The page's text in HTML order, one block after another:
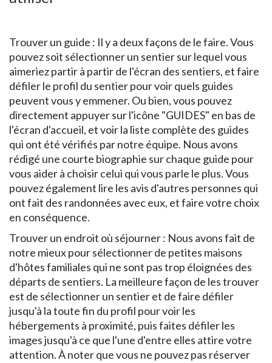
Trouver un guide : Il y a deux façons de le faire. Vous
pouvez soit sélectionner un sentier sur lequel vous
aimeriez partir à partir de l'écran des sentiers, et faire
défiler le profil du sentier pour voir quels guides
peuvent vous y emmener. Ou bien, vous pouvez
directement appuyer sur l'icône "GUIDES" en bas de
l'écran d'accueil, et voir la liste complète des guides
qui ont été vérifiés par notre équipe. Nous avons
rédigé une courte biographie sur chaque guide pour
vous aider à choisir celui qui vous parle le plus. Vous
pouvez également lire les avis d'autres personnes qui
ont fait des randonnées avec eux, et faire votre choix
en conséquence.
Trouver un endroit où séjourner : Nous avons fait de
notre mieux pour sélectionner de petites maisons
d'hôtes familiales qui ne sont pas trop éloignées des
départs de sentiers. La meilleure façon de les trouver
est de sélectionner un sentier et de faire défiler
jusqu'à la toute fin du profil pour voir les
hébergements à proximité, puis faites défiler les
images jusqu'à ce que l'une d'entre elles attire votre
attention. À noter que vous ne pouvez pas réserver